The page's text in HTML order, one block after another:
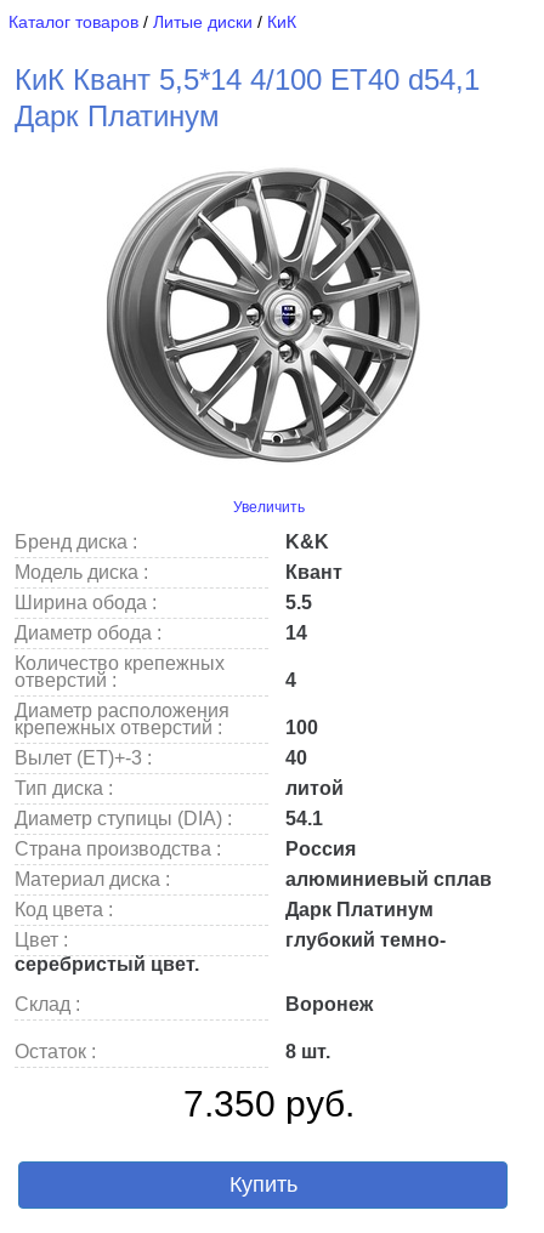
Каталог товаров / Литые диски / КиК
КиК Квант 5,5*14 4/100 ET40 d54,1
Дарк Платинум
Увеличить
Бренд диска :
K&K
Модель диска :
Квант
Ширина обода :
5.5
Диаметр обода :
14
Количество крепежных
отверстий :
4
Диаметр расположения
крепежных отверстий :
100
Вылет (ET)+-3 :
40
Тип диска :
литой
Диаметр ступицы (DIA) :
54.1
Страна производства :
Россия
Материал диска :
алюминиевый сплав
Код цвета :
Дарк Платинум
Цвет :
глубокий темно-
серебристый цвет.
Склад :
Воронеж
Остаток : 8 шт.
7.350 руб.
Купить